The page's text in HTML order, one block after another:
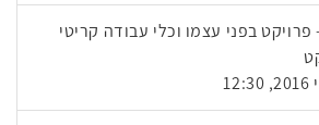
פרויקט בפני עצמו וכלי עבודה קריטי